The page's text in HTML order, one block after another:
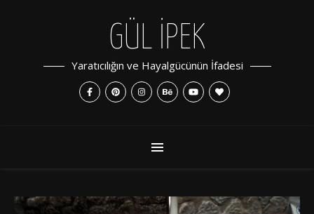
GÜL İPEK
Yaratıcılığın ve Hayalgücünün İfadesi